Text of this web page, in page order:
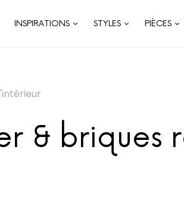
INSPIRATIONS STYLES PIÈCES
& briques